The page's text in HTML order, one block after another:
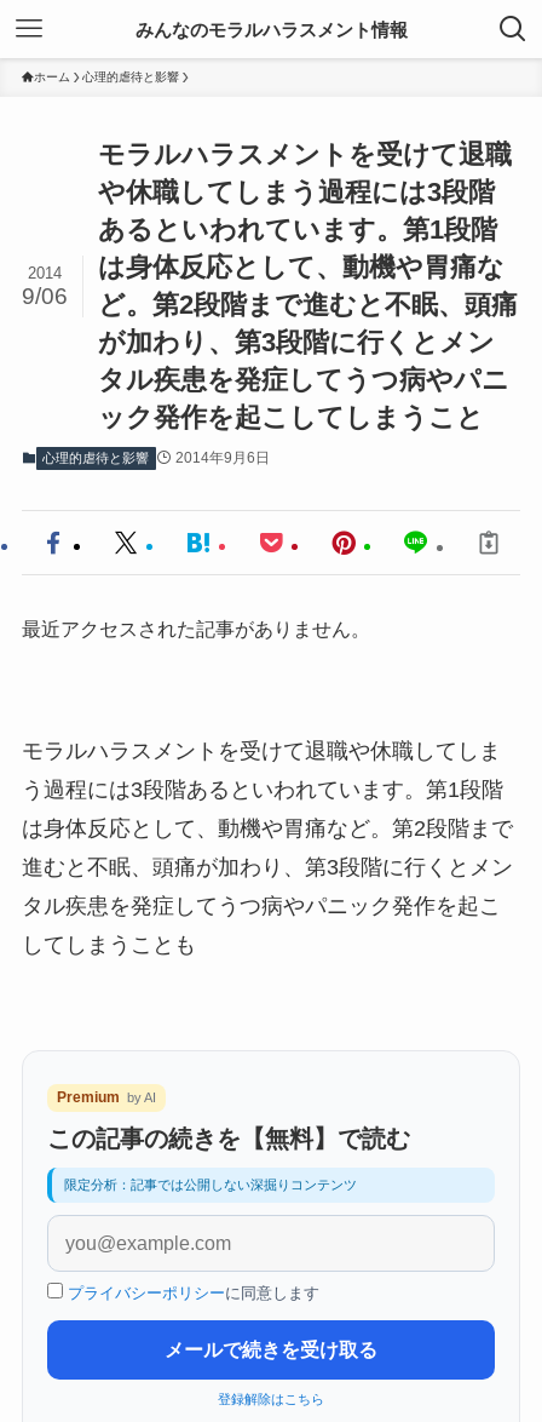
みんなのモラルハラスメント情報
ホーム 心理的虐待と影響
モラルハラスメントを受けて退職
や休職してしまう過程には3段階
あるといわれています。第1段階
は身体反応として、動機や胃痛な
ど。第2段階まで進むと不眠、頭痛
が加わり、第3段階に行くとメン
タル疾患を発症してうつ病やパニ
ック発作を起こしてしまうこと
2014
9/06
心理的虐待と影響 2014年9月6日
最近アクセスされた記事がありません。
モラルハラスメントを受けて退職や休職してしま
う過程には3段階あるといわれています。第1段階
は身体反応として、動機や胃痛など。第2段階まで
進むと不眠、頭痛が加わり、第3段階に行くとメン
タル疾患を発症してうつ病やパニック発作を起こ
してしまうことも
Premium by AI
この記事の続きを【無料】で読む
限定分析：記事では公開しない深掘りコンテンツ
プライバシーポリシーに同意します
メールで続きを受け取る
登録解除はこちら